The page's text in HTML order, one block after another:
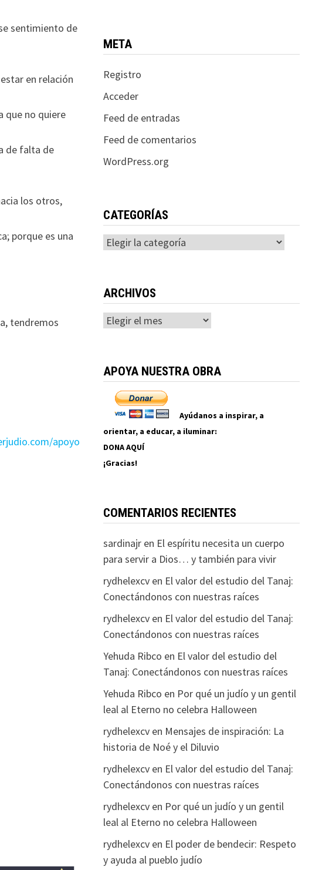
sentimiento de
en relación
que no quiere
de falta de
los otros,
porque es una
tendremos
apoyo
META
Registro
Acceder
Feed de entradas
Feed de comentarios
WordPress.org
CATEGORÍAS
Categorías
ARCHIVOS
Archivos
APOYA NUESTRA OBRA
Ayúdanos a inspirar, a
orientar, a educar, a iluminar:
DONA AQUÍ
¡Gracias!
COMENTARIOS RECIENTES
sardinajren El espíritu necesita un cuerpo
para servir a Dios… y también para vivir
rydhelexcven El valor del estudio del Tanaj:
Conectándonos con nuestras raíces
rydhelexcven El valor del estudio del Tanaj:
Conectándonos con nuestras raíces
Yehuda Ribco en El valor del estudio del
Tanaj: Conectándonos con nuestras raíces
Yehuda Ribco en Por qué un judío y un gentil
leal al Eterno no celebra Halloween
rydhelexcven Mensajes de inspiración: La
historia de Noé y el Diluvio
rydhelexcven El valor del estudio del Tanaj:
Conectándonos con nuestras raíces
rydhelexcven Por qué un judío y un gentil
leal al Eterno no celebra Halloween
rydhelexcven El poder de bendecir: Respeto
y ayuda al pueblo judío